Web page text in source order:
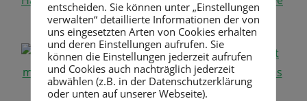
entscheiden. Sie können unter „Einstellungen
verwalten“ detaillierte Informationen der von
uns eingesetzten Arten von Cookies erhalten
und deren Einstellungen aufrufen. Sie
können die Einstellungen jederzeit aufrufen
und Cookies auch nachträglich jederzeit
abwählen (z.B. in der Datenschutzerklärung
oder unten auf unserer Webseite).